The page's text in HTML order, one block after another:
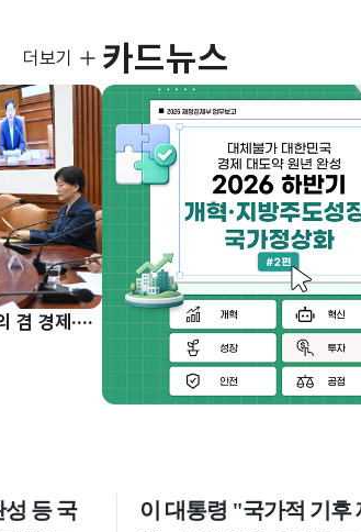
구윤철 부총리, 비상경제본부 희의 겸 경제·구조혁신 관계장관회의 주재
사진뉴스
더보기 카드뉴스